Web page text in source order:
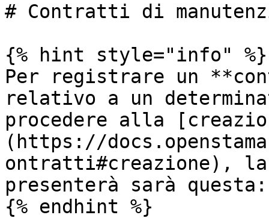
# Contratti di
{% hint style="info" %}
Per registrare un
relativo a un
procedere alla
(https://
ontratti#creazione), la
presenterà sarà questa:
{% endhint %}